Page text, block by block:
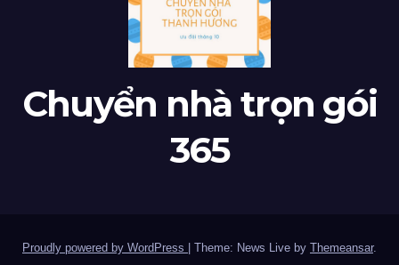
Chuyển nhà trọn gói
365
Proudly powered by WordPress Theme: News Live by Themeansar.